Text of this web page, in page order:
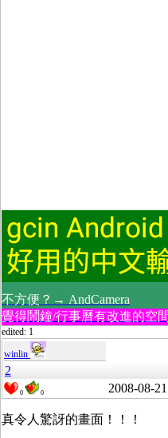
不方便？→ AndCamera
覺得鬧鐘/行事曆有改進的空
edited: 1
winlin
2
0 0 2008-08-21
真令人驚訝的畫面！！！